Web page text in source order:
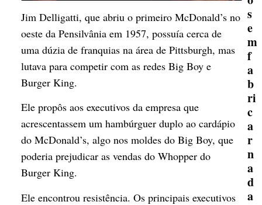
Jim Delligatti, que abriu o primeiro McDonald’s no
oeste da Pensilvânia em 1957, possuía cerca de
uma dúzia de franquias na área de Pittsburgh, mas
lutava para competir com as redes Big Boy e
Burger King.
Ele propôs aos executivos da empresa que
acrescentassem um hambúrguer duplo ao cardápio
do McDonald’s, algo nos moldes do Big Boy, que
poderia prejudicar as vendas do Whopper do
Burger King.
Ele encontrou resistência. Os principais executivos
s
e
m
f
a
b
ri
c
a
r
n
a
d
a